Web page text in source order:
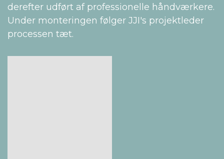
derefter udført af professionelle håndværkere.
Under monteringen følger JJI's projektleder
processen tæt.